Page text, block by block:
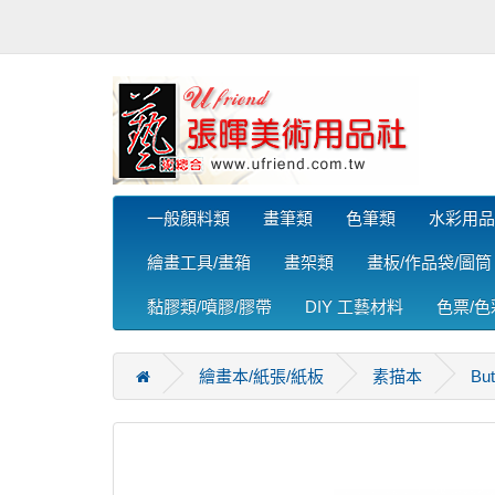
一般顏料類 畫筆類 色筆類 水彩用品
繪畫工具/畫箱 畫架類 畫板/作品袋/圖筒
黏膠類/噴膠/膠帶 DIY 工藝材料 色票/色
繪畫本/紙張/紙板 素描本